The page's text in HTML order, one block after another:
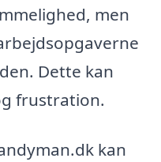
men
Dette kan
frustration.
kan